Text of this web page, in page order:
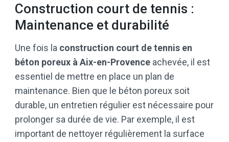
Construction court de tennis :
Maintenance et durabilité
Une fois la construction court de tennis en
béton poreux à Aix-en-Provence achevée, il est
essentiel de mettre en place un plan de
maintenance. Bien que le béton poreux soit
durable, un entretien régulier est nécessaire pour
prolonger sa durée de vie. Par exemple, il est
important de nettoyer régulièrement la surface